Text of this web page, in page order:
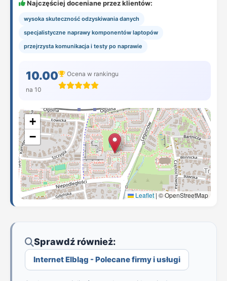
Najczęściej doceniane przez klientów:
wysoka skuteczność odzyskiwania danych
specjalistyczne naprawy komponentów laptopów
przejrzysta komunikacja i testy po naprawie
10.00
na 10
Ocena w rankingu
+
−
Leaflet | © OpenStreetMap
Sprawdź również:
Internet Elbląg - Polecane firmy i usługi